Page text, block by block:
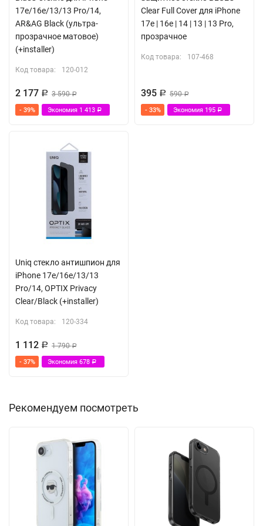
17e/16e/13/13 Pro/14,
AR&AG Black (ультра-
прозрачное матовое)
(+installer)
Код товара: 120-012
2 177 Р 3 590Р
- 39% Экономия 1 413 Р
Clear Full Cover для iPhone
17e | 16e | 14 | 13 | 13 Pro,
прозрачное
Код товара: 107-468
395 Р 590Р
- 33% Экономия 195 Р
Uniq стекло антишпион для
iPhone 17e/16e/13/13
Pro/14, OPTIX Privacy
Clear/Black (+installer)
Код товара: 120-334
1 112 Р 1 790Р
- 37% Экономия 678 Р
Рекомендуем посмотреть